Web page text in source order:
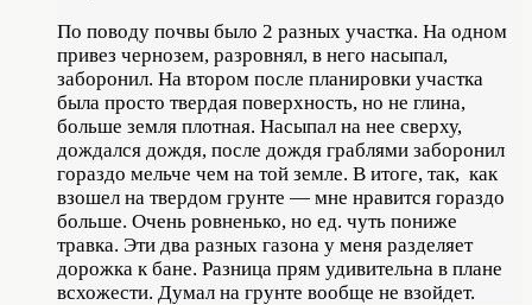
По поводу почвы было 2 разных участка. На одном
привез чернозем, разровнял, в него насыпал,
заборонил. На втором после планировки участка
была просто твердая поверхность, но не глина,
больше земля плотная. Насыпал на нее сверху,
дождался дождя, после дождя граблями заборонил
гораздо мельче чем на той земле. В итоге, так, как
взошел на твердом грунте — мне нравится гораздо
больше. Очень ровненько, но ед. чуть пониже
травка. Эти два разных газона у меня разделяет
дорожка к бане. Разница прям удивительна в плане
всхожести. Думал на грунте вообще не взойдет.